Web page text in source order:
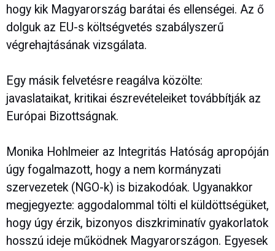
hogy kik Magyarország barátai és ellenségei. Az ő
dolguk az EU-s költségvetés szabályszerű
végrehajtásának vizsgálata.
Egy másik felvetésre reagálva közölte:
javaslataikat, kritikai észrevételeiket továbbítják az
Európai Bizottságnak.
Monika Hohlmeier az Integritás Hatóság apropóján
úgy fogalmazott, hogy a nem kormányzati
szervezetek (NGO-k) is bizakodóak. Ugyanakkor
megjegyezte: aggodalommal tölti el küldöttségüket,
hogy úgy érzik, bizonyos diszkriminatív gyakorlatok
hosszú ideje működnek Magyarországon. Egyesek